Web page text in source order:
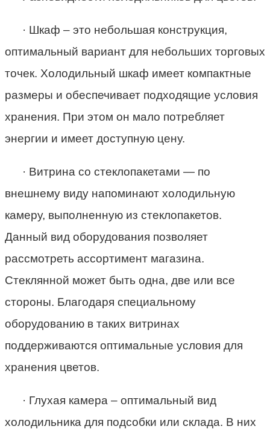
· Шкаф – это небольшая конструкция,
оптимальный вариант для небольших торговых
точек. Холодильный шкаф имеет компактные
размеры и обеспечивает подходящие условия
хранения. При этом он мало потребляет
энергии и имеет доступную цену.
· Витрина со стеклопакетами — по
внешнему виду напоминают холодильную
камеру, выполненную из стеклопакетов.
Данный вид оборудования позволяет
рассмотреть ассортимент магазина.
Стеклянной может быть одна, две или все
стороны. Благодаря специальному
оборудованию в таких витринах
поддерживаются оптимальные условия для
хранения цветов.
· Глухая камера – оптимальный вид
холодильника для подсобки или склада. В них